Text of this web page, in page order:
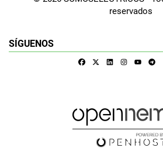
reservados
SÍGUENOS
FacebookLinkedinInstagram